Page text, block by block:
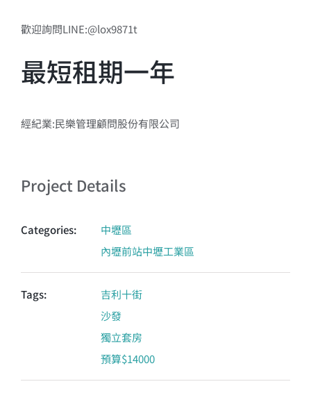
歡迎詢問LINE:@lox9871t
最短租期一年
經紀業:民樂管理顧問股份有限公司
Project Details
Categories:
中壢區
內壢前站中壢工業區
Tags:
吉利十街
沙發
獨立套房
預算$14000